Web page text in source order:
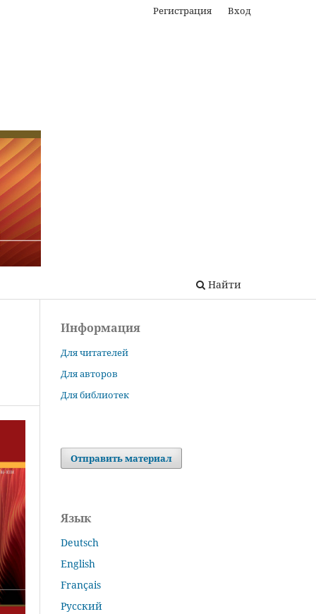
Найти
Регистрация Вход
Информация
Для читателей
Для авторов
Для библиотек
Отправить материал
Язык
Deutsch
English
Français
Русский